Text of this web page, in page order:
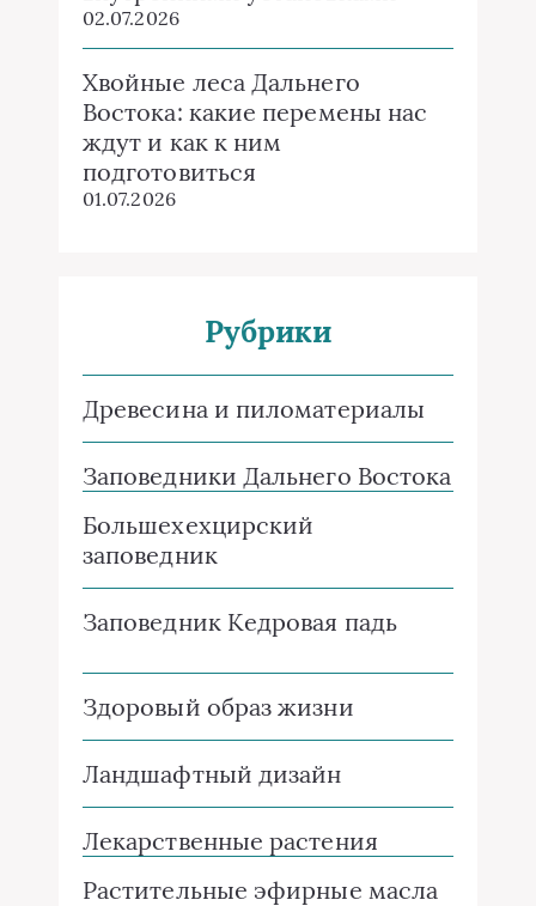
02.07.2026
Хвойные леса Дальнего
Востока: какие перемены нас
ждут и как к ним
подготовиться
01.07.2026
Рубрики
Древесина и пиломатериалы
Заповедники Дальнего Востока
Большехехцирский
заповедник
Заповедник Кедровая падь
Здоровый образ жизни
Ландшафтный дизайн
Лекарственные растения
Растительные эфирные масла